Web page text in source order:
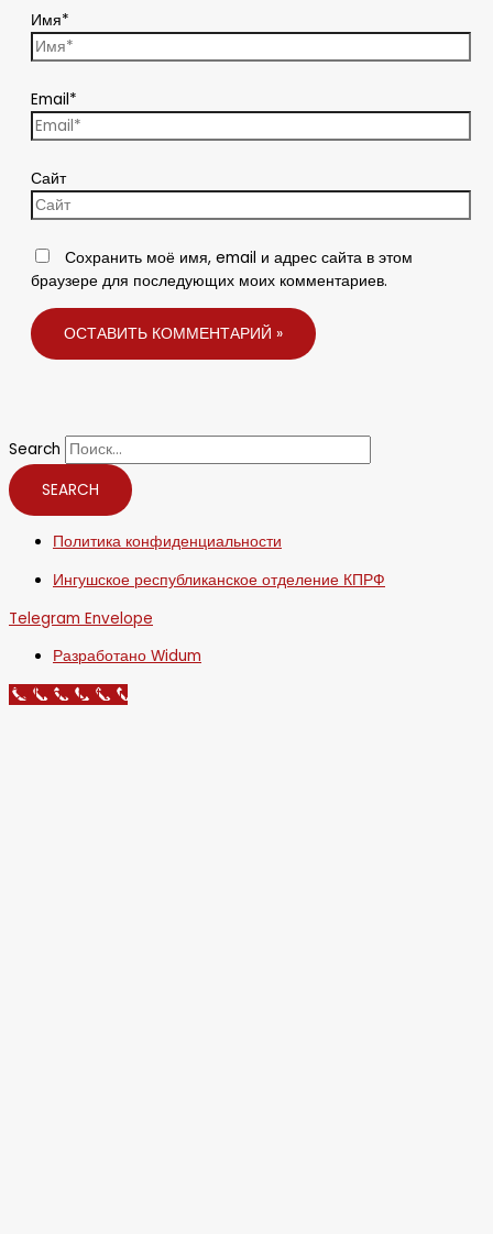
Имя*
Email*
Сайт
Сохранить моё имя, email и адрес сайта в этом
браузере для последующих моих комментариев.
Search
SEARCH
Политика конфиденциальности
Ингушское республиканское отделение КПРФ
Telegram Envelope
Разработано Widum
Call Now Button